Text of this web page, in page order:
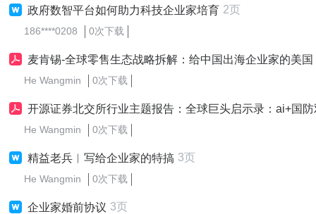
政府数智平台如何助力科技企业家培育 2页
186****0208 0次下载
麦肯锡-全球零售生态战略拆解：给中国出海企业家的美国丶欧洲与亚太市场深度对比与决策
He Wangmin 0次下载
开源证券北交所行业主题报告：全球巨头启示录：ai+国防双栖巨头palantir商业启示，生成式ai产业化推手-企业家社
He Wangmin 0次下载
精益老兵︱写给企业家的特搞 3页
He Wangmin 0次下载
企业家婚前协议 3页